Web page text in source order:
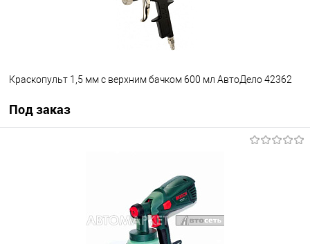
Краскопульт 1,5 мм с верхним бачком 600 мл АвтоДело 42362
Под заказ
Под заказ